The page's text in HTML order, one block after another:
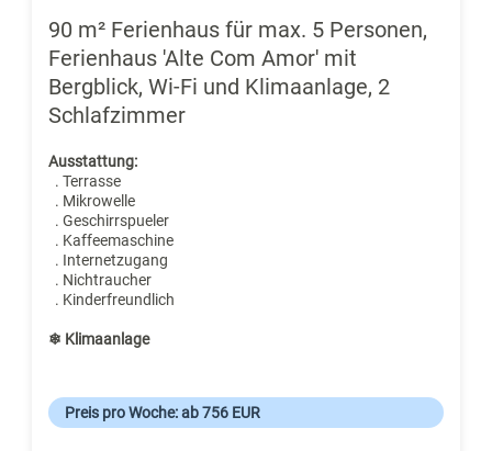
90 m² Ferienhaus für max. 5 Personen,
Ferienhaus 'Alte Com Amor' mit
Bergblick, Wi-Fi und Klimaanlage, 2
Schlafzimmer
Ausstattung:
. Terrasse
. Mikrowelle
. Geschirrspueler
. Kaffeemaschine
. Internetzugang
. Nichtraucher
. Kinderfreundlich
❄ Klimaanlage
Preis pro Woche: ab 756 EUR